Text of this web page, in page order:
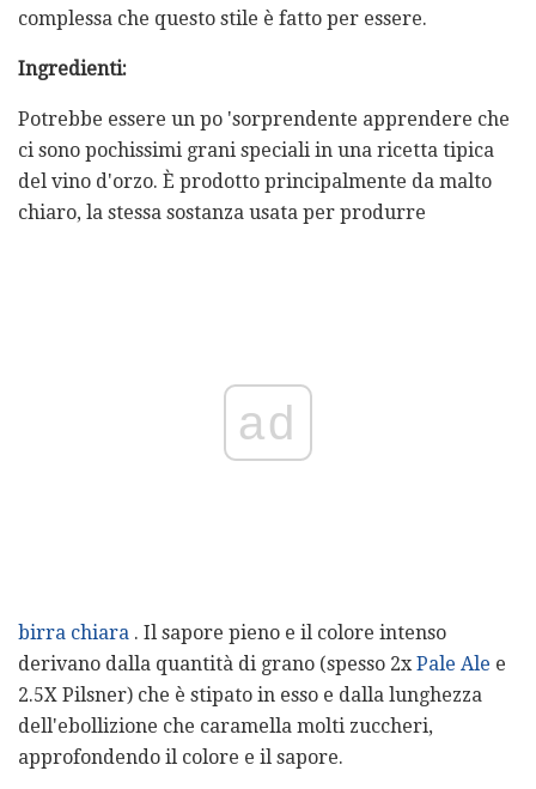
complessa che questo stile è fatto per essere.
Ingredienti:
Potrebbe essere un po 'sorprendente apprendere che
ci sono pochissimi grani speciali in una ricetta tipica
del vino d'orzo. È prodotto principalmente da malto
chiaro, la stessa sostanza usata per produrre
ad
birra chiara . Il sapore pieno e il colore intenso
derivano dalla quantità di grano (spesso 2xPale Ale e
2.5X Pilsner) che è stipato in esso e dalla lunghezza
dell'ebollizione che caramella molti zuccheri,
approfondendo il colore e il sapore.